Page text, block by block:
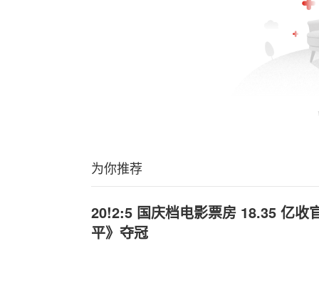
为你推荐
20!2:5 国庆档电影票房 18.35 亿收
平》夺冠